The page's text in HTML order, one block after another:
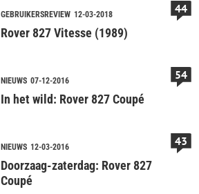
GEBRUIKERSREVIEW 12-03-2018
Rover 827 Vitesse (1989)
44
NIEUWS 07-12-2016
In het wild: Rover 827 Coupé
54
NIEUWS 12-03-2016
Doorzaag-zaterdag: Rover 827
Coupé
43